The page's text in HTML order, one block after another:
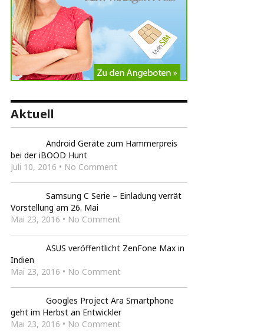
Aktuell
Android Geräte zum Hammerpreis
bei der iBOOD Hunt
Juli 10, 2016 • No Comment
Samsung C Serie – Einladung verrät
Vorstellung am 26. Mai
Mai 23, 2016 • No Comment
ASUS veröffentlicht ZenFone Max in
Indien
Mai 23, 2016 • No Comment
Googles Project Ara Smartphone
geht im Herbst an Entwickler
Mai 23, 2016 • No Comment